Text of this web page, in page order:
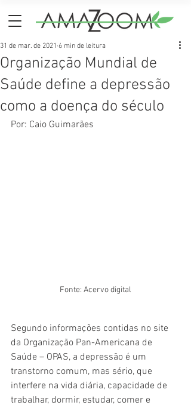
Organização Mundial de
Saúde define a depressão
como a doença do século
31 de mar. de 2021 6 min de leitura
Por: Caio Guimarães
Fonte: Acervo digital
Segundo informações contidas no site
da Organização Pan-Americana de
Saúde – OPAS, a depressão é um
transtorno comum, mas sério, que
interfere na vida diária, capacidade de
trabalhar, dormir, estudar, comer e